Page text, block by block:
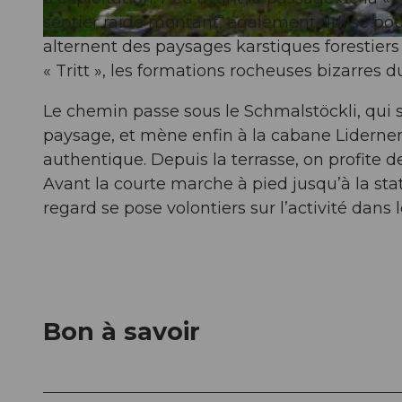
© Remo Bianchi, Schwyz Tourismus
sentier raide montant, également utilisé
alternent des paysages karstiques
« Tritt », les formations rocheuses bizarres
Le chemin passe sous le Schmalstöckli,
paysage, et mène enfin à la cabane
authentique. Depuis la terrasse, on profite
Avant la courte marche à pied jusqu’à la
regard se pose volontiers sur l’activité dans
Bon à savoir